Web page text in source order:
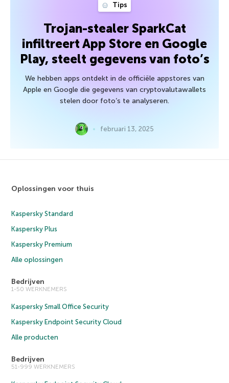
Tips
Trojan-stealer SparkCat
infiltreert App Store en Google
Play, steelt gegevens van foto’s
We hebben apps ontdekt in de officiële appstores van
Apple en Google die gegevens van cryptovalutawallets
stelen door foto’s te analyseren.
februari 13, 2025
Oplossingen voor thuis
Kaspersky Standard
Kaspersky Plus
Kaspersky Premium
Alle oplossingen
Bedrijven
1-50 WERKNEMERS
Kaspersky Small Office Security
Kaspersky Endpoint Security Cloud
Alle producten
Bedrijven
51-999 WERKNEMERS